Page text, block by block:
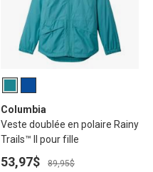
Columbia
Veste doublée en polaire Rainy
Trails™ II pour fille
53,97$ 89,95$